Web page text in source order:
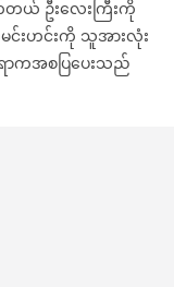
ယ် ဦးလေးကြီးကို
းဟင်းကို သူအားလုံး
ာကအစပြပေးသည်